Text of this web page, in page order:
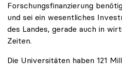
Forschungsfinanzierung
und sei ein wesentliches
des Landes, gerade auch in
Zeiten.
Die Universitäten haben 121